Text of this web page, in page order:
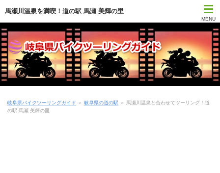
馬瀬川温泉を満喫！道の駅 馬瀬 美輝の里
MENU
岐阜県バイクツーリングガイド ＞ 岐阜県の道の駅 ＞ 馬瀬川温泉と合わせてツーリング！道
の駅 馬瀬 美輝の里